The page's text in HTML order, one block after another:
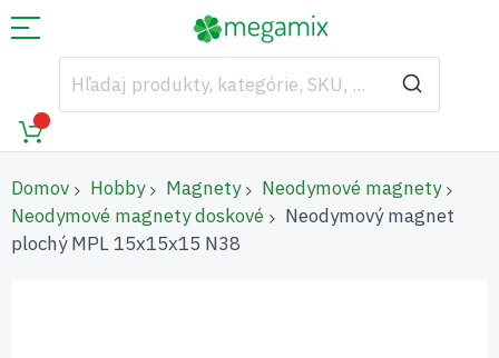
Domov Hobby Magnety
Neodymové magnety
Neodymové magnety doskové
Neodymový magnet
plochý MPL 15x15x15 N38